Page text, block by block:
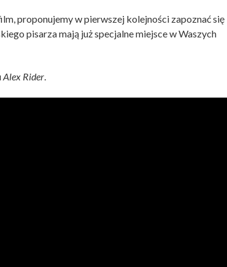
proponujemy w pierwszej kolejności zapoznać się
pisarza mają już specjalne miejsce w Waszych
Alex Rider.